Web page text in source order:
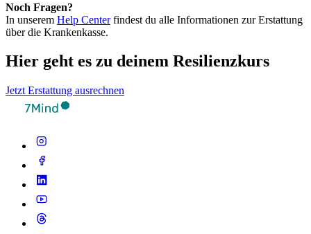
Noch Fragen?
In unserem Help Centerfindest du alle Informationen zur Erstattung
über die Krankenkasse.
Hier geht es zu deinem Resilienzkurs
Jetzt Erstattung ausrechnen